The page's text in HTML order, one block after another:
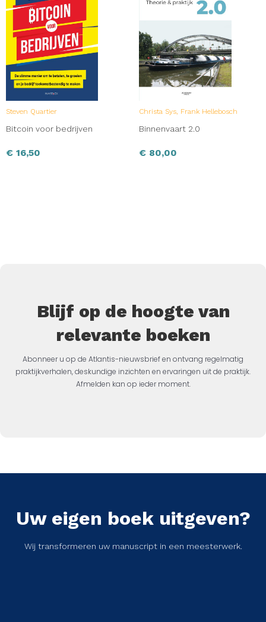
Steven Quartier
Bitcoin voor bedrijven
€ 16,50
Christa Sys, Frank Hellebosch
Binnenvaart 2.0
€ 80,00
Blijf op de hoogte van
relevante boeken
Abonneer u op de Atlantis-nieuwsbrief en ontvang regelmatig
praktijkverhalen, deskundige inzichten en ervaringen uit de praktijk.
Afmelden kan op ieder moment.
Uw eigen boek uitgeven?
Wij transformeren uw manuscript in een meesterwerk.